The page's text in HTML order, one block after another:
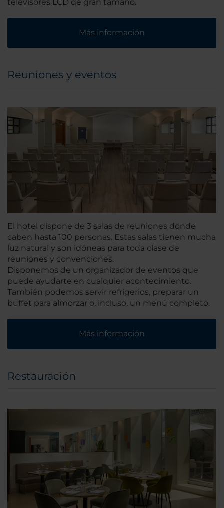
Más información
Reuniones y eventos
El hotel dispone de 3 salas de reuniones donde
caben hasta 100 personas. Estas salas tienen mucha
luz natural y son idóneas para toda clase de
reuniones y convenciones.
Disponemos de un organizador de eventos que
puede ayudarte en cualquier acontecimiento.
También podemos servir refrigerios, preparar un
buffet para almorzar o, incluso, un menú completo.
Más información
Restauración